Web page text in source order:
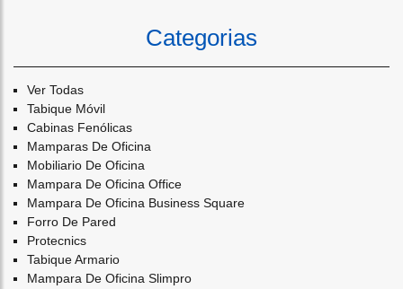
Categorias
Ver Todas
Tabique Móvil
Cabinas Fenólicas
Mamparas De Oficina
Mobiliario De Oficina
Mampara De Oficina Office
Mampara De Oficina Business Square
Forro De Pared
Protecnics
Tabique Armario
Mampara De Oficina Slimpro